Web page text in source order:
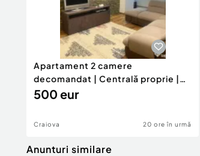
Apartament 2 camere
decomandat | Centrală proprie |
60 mp |
500 eur
Craiova 20 ore în urmă
Anunturi similare